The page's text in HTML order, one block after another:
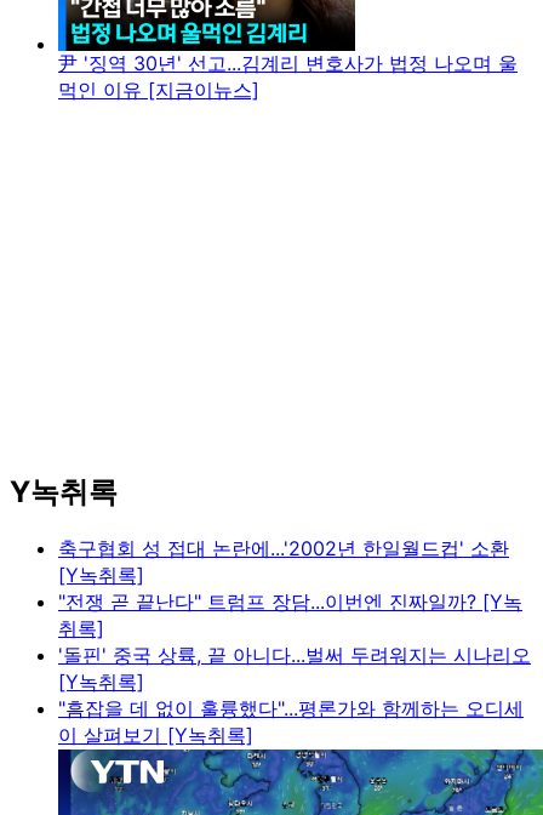
尹 '징역 30년' 선고...김계리 변호사가 법정 나오며 울
먹인 이유 [지금이뉴스]
Y녹취록
축구협회 성 접대 논란에...'2002년 한일월드컵' 소환
[Y녹취록]
"전쟁 곧 끝난다" 트럼프 장담...이번엔 진짜일까? [Y녹
취록]
'돌핀' 중국 상륙, 끝 아니다...벌써 두려워지는 시나리오
[Y녹취록]
"흠잡을 데 없이 훌륭했다"...평론가와 함께하는 오디세
이 살펴보기 [Y녹취록]